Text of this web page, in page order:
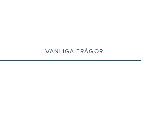
VANLIGA FRÅGOR